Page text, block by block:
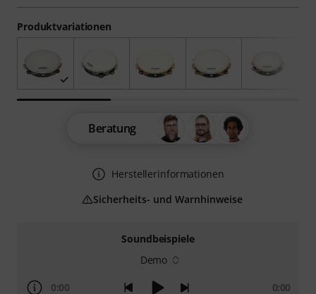
Soundbeispiele
Demo
0:00 0:00
Produktvariationen
Beratung
Herstellerinformationen
Sicherheits- und Warnhinweise